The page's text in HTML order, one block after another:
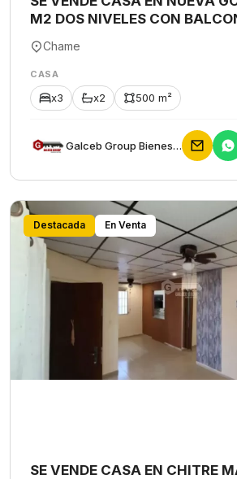
M2 DOS NIVELES CON
Chame
CASA
x3 x2 500 m²
Galceb Group Bienes Raices
Destacada En Venta
SE VENDE CASA EN CHITRE